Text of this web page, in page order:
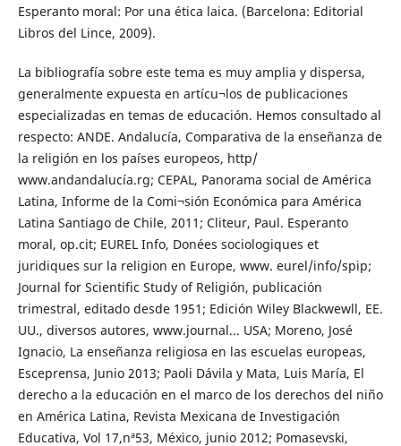
Esperanto moral: Por una ética laica. (Barcelona: Editorial
Libros del Lince, 2009).
La bibliografía sobre este tema es muy amplia y dispersa,
generalmente expuesta en artícu¬los de publicaciones
especializadas en temas de educación. Hemos consultado al
respecto: ANDE. Andalucía, Comparativa de la enseñanza de
la religión en los países europeos, http/
www.andandalucía.rg; CEPAL, Panorama social de América
Latina, Informe de la Comi¬sión Económica para América
Latina Santiago de Chile, 2011; Cliteur, Paul. Esperanto
moral, op.cit; EUREL Info, Donées sociologiques et
juridiques sur la religion en Europe, www. eurel/info/spip;
Journal for Scientific Study of Religión, publicación
trimestral, editado desde 1951; Edición Wiley Blackwewll, EE.
UU., diversos autores, www.journal... USA; Moreno, José
Ignacio, La enseñanza religiosa en las escuelas europeas,
Esceprensa, Junio 2013; Paoli Dávila y Mata, Luis María, El
derecho a la educación en el marco de los derechos del niño
en América Latina, Revista Mexicana de Investigación
Educativa, Vol 17,nª53, México, junio 2012; Pomasevski,